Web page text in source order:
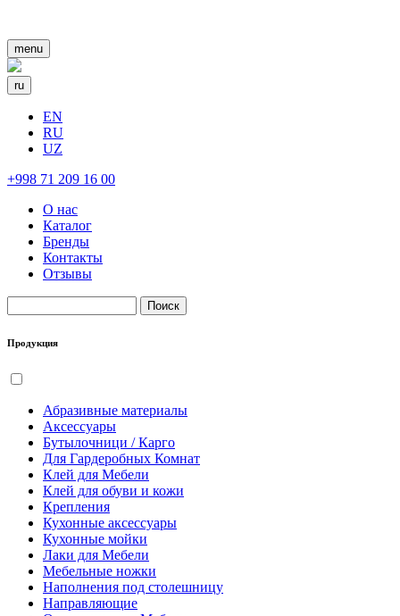
menu
ru
EN
RU
UZ
+998 71 209 16 00
О нас
Каталог
Бренды
Контакты
Отзывы
Продукция
Абразивные материалы
Аксессуары
Бутылочници / Карго
Для Гардеробных Комнат
Клей для Мебели
Клей для обуви и кожи
Крепления
Кухонные аксессуары
Кухонные мойки
Лаки для Мебели
Мебельные ножки
Наполнения под столешницу
Направляющие